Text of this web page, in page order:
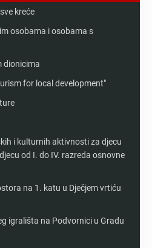
kreće
osobama i osobama s
dionicima
for local development"
i kulturnih aktivnosti za djecu
od I. do IV. razreda osnovne
na 1. katu u Dječjem vrtiću
igrališta na Podvornici u Gradu